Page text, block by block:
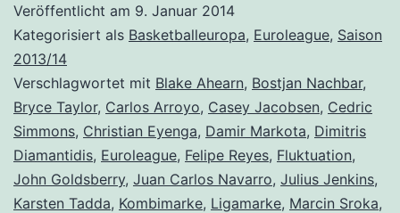
Veröffentlicht am 9. Januar 2014
Kategorisiert als Basketballeuropa, Euroleague, Saison
2013/14
Verschlagwortet mit Blake Ahearn, Bostjan Nachbar,
Bryce Taylor, Carlos Arroyo, Casey Jacobsen, Cedric
Simmons, Christian Eyenga, Damir Markota, Dimitris
Diamantidis, Euroleague, Felipe Reyes, Fluktuation,
John Goldsberry, Juan Carlos Navarro, Julius Jenkins,
Karsten Tadda, Kombimarke, Ligamarke, Marcin Sroka,